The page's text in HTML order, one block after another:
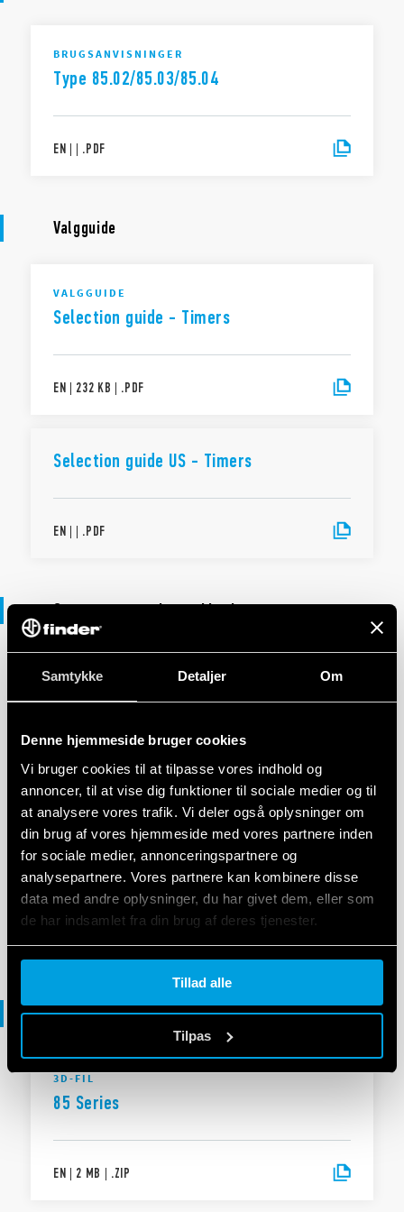
Samtykke Detaljer Om
Denne hjemmeside bruger cookies
Vi bruger cookies til at tilpasse vores indhold og
annoncer, til at vise dig funktioner til sociale medier og til
at analysere vores trafik. Vi deler også oplysninger om
din brug af vores hjemmeside med vores partnere inden
for sociale medier, annonceringspartnere og
analysepartnere. Vores partnere kan kombinere disse
data med andre oplysninger, du har givet dem, eller som
de har indsamlet fra din brug af deres tjenester.
Cookie policy.
Tillad alle
Tilpas
BRUGSANVISNINGER
Type 85.02/85.03/85.04
EN | | .PDF
Valgguide
VALGGUIDE
Selection guide - Timers
EN | 232 KB | .PDF
Selection guide US - Timers
EN | | .PDF
Overensstemmelseserklæring
DECLARATION OF CONFORMITY - UKCA
UKCA 85 Series
EN|| .PDF
OVERENSSTEMMELSESERKLÆRING EU
DoC 85 Series
3D-fil
3D-FIL
85 Series
EN | 2 MB | .ZIP